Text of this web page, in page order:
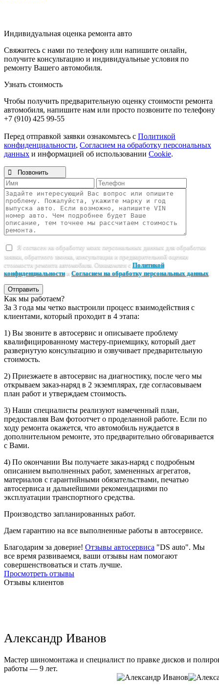
Индивидуальная оценка ремонта авто
Свяжитесь с нами по телефону или напишите онлайн,
получите консультацию и индивидуальные условия по
ремонту Вашего автомобиля.
Узнать стоимость
Чтобы получить предварительную оценку стоимости ремонта
автомобиля, напишите нам или просто позвоните по телефону
+7 (910) 425 99-55
Перед отправкой заявки ознакомьтесь с Политикой
конфиденциальности, Согласием на обработку персональных
данных и информацией об использовании Cookie.
 Позвонить
Я согласен на обработку моих персональных данных для обработки
заявки, обратного звонка, консультации и предварительной оценки
стоимости ремонта автомобиля. Ознакомлен с Политикой
конфиденциальностии Согласием на обработку персональных данных
Отправить
Как мы работаем?
За 3 года мы четко выстроили процесс взаимодействия с
клиентами, который проходит в 4 этапа:
1) Вы звоните в автосервис и описываете проблему
квалифицированному мастеру-приемщику, который дает
развернутую консультацию и озвучивает предварительную
стоимость.
2) Приезжаете в автосервис на диагностику, после чего мы
открываем заказ-наряд в 2 экземплярах, где согласовываем
план работ и утверждаем стоимость.
3) Наши специалисты реализуют намеченный план,
предоставляя Вам фотоотчет о проделанной работе. Если по
ходу ремонта окажется, что автомобиль нуждается в
дополнительном ремонте, это предварительно обговаривается
с Вами.
4) По окончании Вы получаете заказ-наряд с подробным
описанием выполненных работ, замененных агрегатов,
материалов с гарантийными обязательствами, печатью
автосервиса и дальнейшими рекомендациями по
эксплуатации транспортного средства.
Производство запланированных работ.
Даем гарантию на все выполненные работы в автосервисе.
Благодарим за доверие! Отзывы автосервиса "DS auto". Мы
все время развиваемся, ваши отзывы нам помогают
совершенствоваться и стать лучше.
Просмотреть отзывы
Отзывы клиентов
Александр Иванов
Мастер шиномонтажа и специалист по правке дисков и
работы — 9 лет.